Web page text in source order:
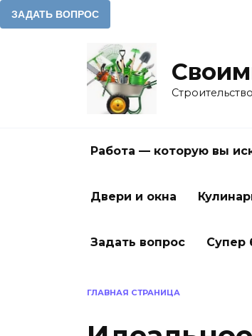
Работа — которую вы
Двери и окна
Задать вопрос Супер
ГЛАВНАЯ СТРАНИЦА